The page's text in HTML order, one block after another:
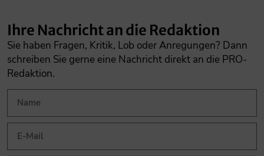
Ihre Nachricht an die Redaktion
Sie haben Fragen, Kritik, Lob oder Anregungen? Dann
schreiben Sie gerne eine Nachricht direkt an die PRO-
Redaktion.